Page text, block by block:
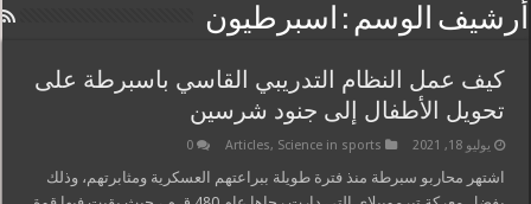
أرشيف الوسم : اسبرطيون
كيف عمل النظام التدريبي القاسي باسبرطة على
تحويل الأطفال إلى جنود شرسين
يوليو 18, 2021 Articles, Science in sports
0
اشتهر محاربو سبرطة منذ فترة طويلة ببراعتهم العسكرية ومثابرتهم، وذلك